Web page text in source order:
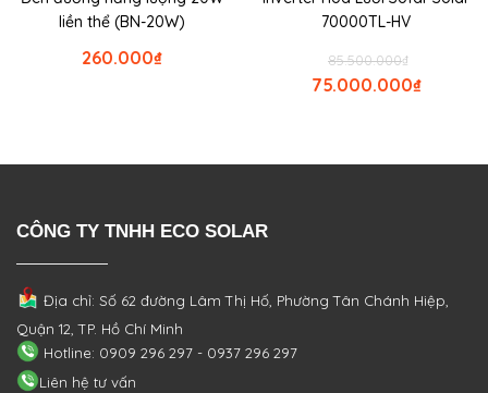
liền thể (BN-20W)
₫
260.000
70000TL-HV
₫
85.500.000
₫
75.000.000
CÔNG TY TNHH ECO SOLAR
Địa chỉ: Số 62 đường Lâm Thị Hố, PhườngTân Chánh Hiệp,
Quận 12, TP. Hồ Chí Minh
Hotline: 0909 296 297 - 0937 296 297
Liên hệ tư vấn